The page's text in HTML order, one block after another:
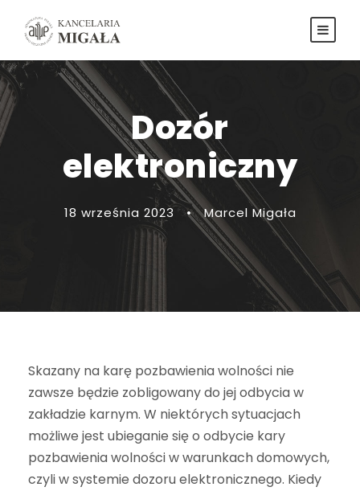
Dozór
elektroniczny
18 września 2023 • Marcel Migała
Skazany na karę pozbawienia wolności nie
zawsze będzie zobligowany do jej odbycia w
zakładzie karnym. W niektórych sytuacjach
możliwe jest ubieganie się o odbycie kary
pozbawienia wolności w warunkach domowych,
czyli w systemie dozoru elektronicznego. Kiedy